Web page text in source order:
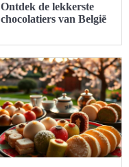
Ontdek de lekkerste
chocolatiers van België